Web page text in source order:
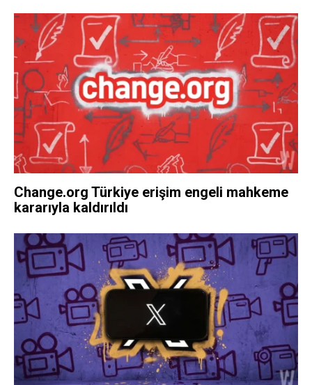
Change.org Türkiye erişim engeli mahkeme
kararıyla kaldırıldı